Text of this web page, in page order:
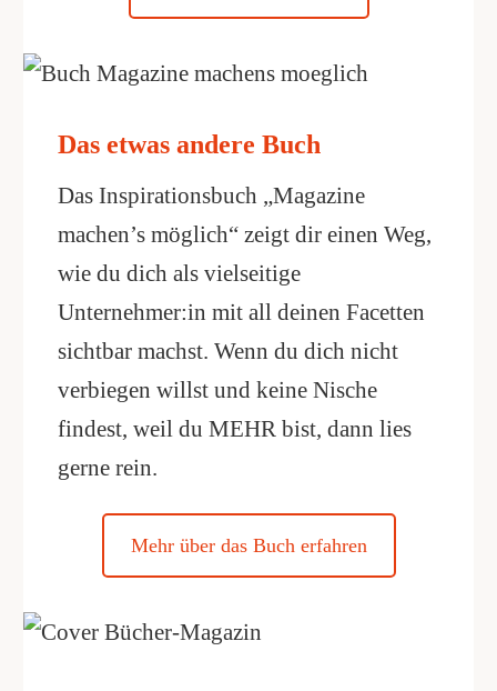
Das etwas andere Buch
Das Inspirationsbuch „Magazine
machen’s möglich“ zeigt dir einen Weg,
wie du dich als vielseitige
Unternehmer:in mit all deinen Facetten
sichtbar machst. Wenn du dich nicht
verbiegen willst und keine Nische
findest, weil du MEHR bist, dann lies
gerne rein.
Mehr über das Buch erfahren